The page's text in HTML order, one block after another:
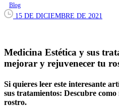
Blog
15 DE DICIEMBRE DE 2021
Medicina Estética y sus
mejorar y rejuvenecer tu
Si quieres leer este interesante
sus tratamientos: Descubre
rostro.